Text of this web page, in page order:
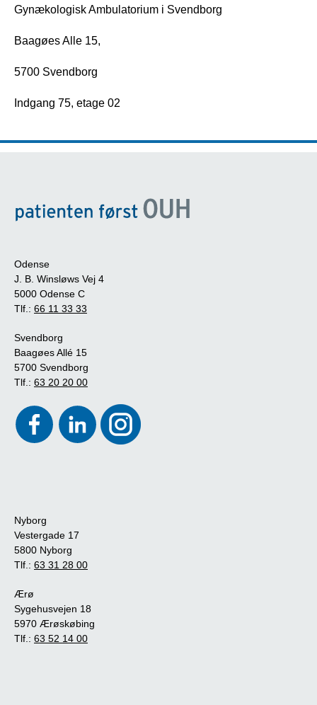
Gynækologisk Ambulatorium i Svendborg
Baagøes Alle 15,
5700 Svendborg
Indgang 75, etage 02
Odense
J. B. Winsløws Vej 4
5000 Odense C
Tlf.: 66 11 33 33
Svendborg
Baagøes Allé 15
5700 Svendborg
Tlf.: 63 20 20 00
Nyborg
Vestergade 17
5800 Nyborg
Tlf.: 63 31 28 00
Ærø
Sygehusvejen 18
5970 Ærøskøbing
Tlf.: 63 52 14 00